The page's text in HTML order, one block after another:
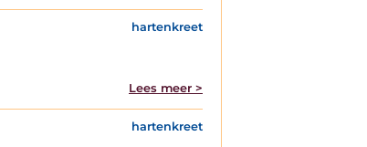
hartenkreet
Lees meer >
hartenkreet